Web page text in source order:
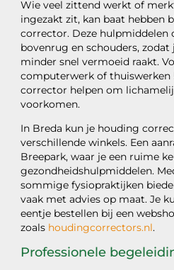
Wie veel zittend werkt of
ingezakt zit, kan baat hebben
corrector. Deze hulpmiddelen
bovenrug en schouders,
minder snel vermoeid raakt.
computerwerk of thuiswerken
corrector helpen om
voorkomen.
In Breda kun je houding
verschillende winkels. Een
Breepark, waar je een ruime
gezondheidshulpmiddelen.
sommige fysiopraktijken
vaak met advies op maat. Je
eentje bestellen bij een
zoals houdingcorrectors.nl.
Professionele